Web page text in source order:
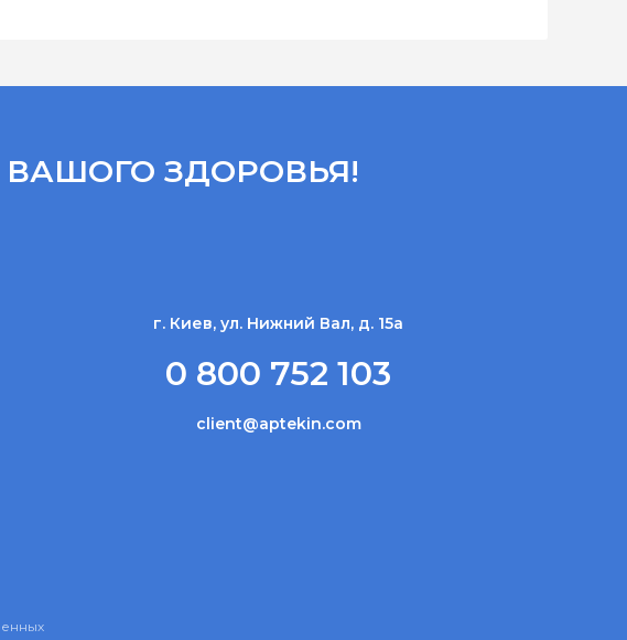
ЗДОРОВЬЯ!
г. Киев, ул. Нижний Вал, д. 15а
0 800 752 103
client@aptekin.com